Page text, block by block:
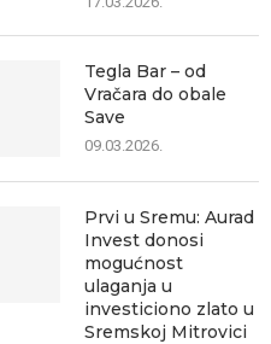
Tegla Bar – od
Vračara do obale
Save
09.03.2026.
Prvi u Sremu: Aurad
Invest donosi
mogućnost
ulaganja u
investiciono zlato u
Sremskoj Mitrovici